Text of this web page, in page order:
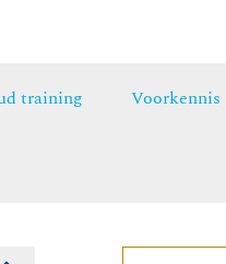
training Voorkennis